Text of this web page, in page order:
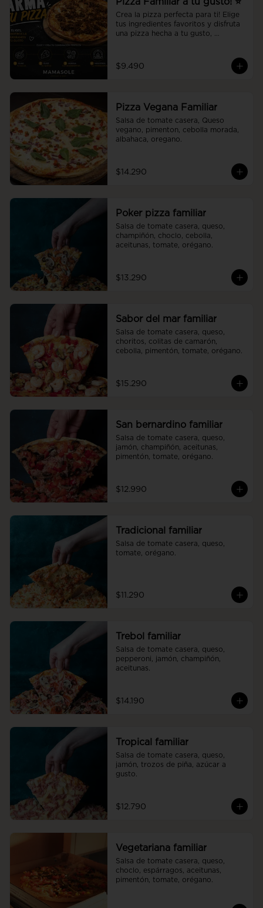
Crea la pizza perfecta para ti! Elige
tus ingredientes favoritos y disfruta
una pizza hecha a tu gusto,
$9.490
Pizza Vegana Familiar
Salsa de tomate casera, Queso
vegano, pimenton, cebolla morada,
albahaca, oregano.
$14.290
Poker pizza familiar
Salsa de tomate casera, queso,
champiñón, choclo, cebolla,
aceitunas, tomate, orégano.
$13.290
Sabor del mar familiar
Salsa de tomate casera, queso,
choritos, colitas de camarón,
cebolla, pimentón, tomate, orégano.
$15.290
San bernardino familiar
Salsa de tomate casera, queso,
jamón, champiñón, aceitunas,
pimentón, tomate, orégano.
$12.990
Tradicional familiar
Salsa de tomate casera, queso,
tomate, orégano.
$11.290
Trebol familiar
Salsa de tomate casera, queso,
pepperoni, jamón, champiñón,
aceitunas.
$14.190
Tropical familiar
Salsa de tomate casera, queso,
jamón, trozos de piña, azúcar a
gusto.
$12.790
Vegetariana familiar
Salsa de tomate casera, queso,
choclo, espárragos, aceitunas,
pimentón, tomate, orégano.